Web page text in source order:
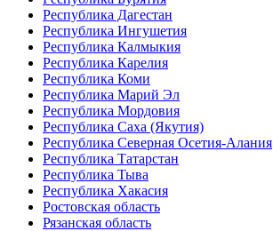
Республика Дагестан
Республика Ингушетия
Республика Калмыкия
Республика Карелия
Республика Коми
Республика Марий Эл
Республика Мордовия
Республика Саха (Якутия)
Республика Северная Осетия-Алания
Республика Татарстан
Республика Тыва
Республика Хакасия
Ростовская область
Рязанская область